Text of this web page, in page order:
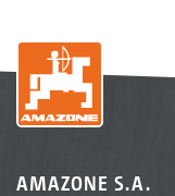
AMAZONE S.A.